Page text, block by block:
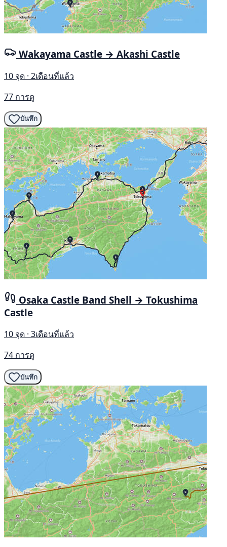
Wakayama Castle → Akashi Castle
10 จุด · 2เดือนที่แล้ว
77 การดู
บันทึก
Osaka Castle Band Shell → Tokushima
Castle
10 จุด · 3เดือนที่แล้ว
74 การดู
บันทึก